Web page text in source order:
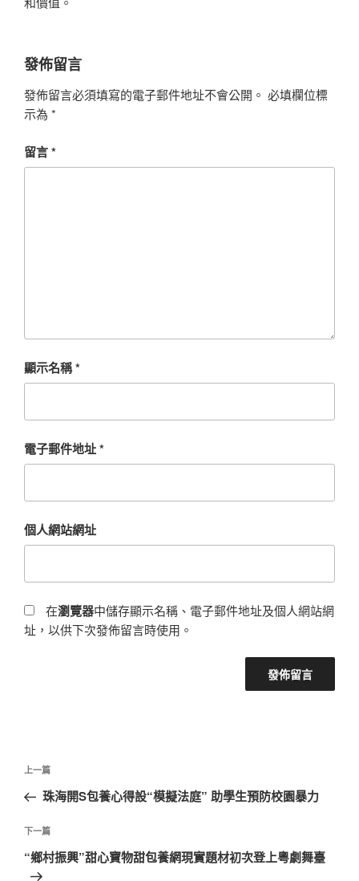
發佈留言
發佈留言必須填寫的電子郵件地址不會公開。 必填欄位標
示為 *
留言*
顯示名稱*
電子郵件地址*
個人網站網址
在瀏覽器中儲存顯示名稱、電子郵件地址及個人網站網
址，以供下次發佈留言時使用。
文
導
覽
上
一
文
章
上一篇
珠海開S包養心得設“模擬法庭” 助學生預防校園暴力
下
一
篇
下一篇
“鄉村振興”甜心寶物甜包養網現實題材初次登上粵劇舞臺